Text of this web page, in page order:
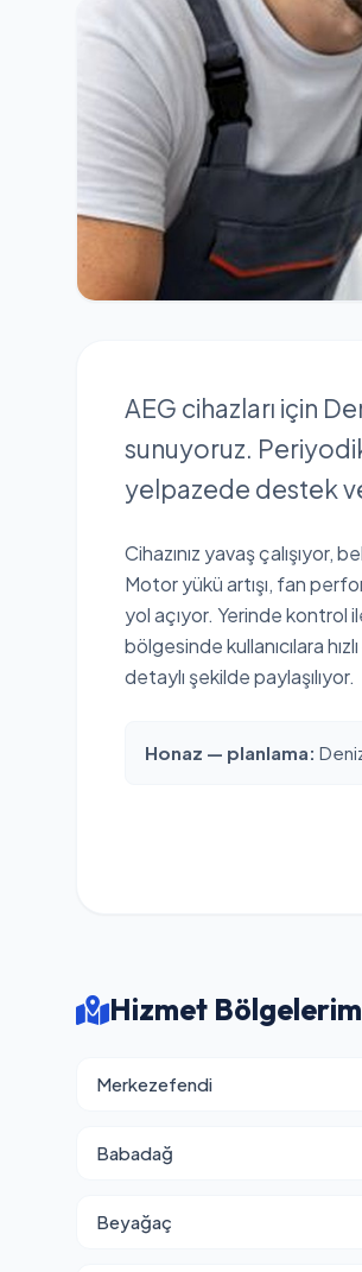
AEG cihazları için
sunuyoruz.
yelpazede destek
Cihazınız yavaş
Motor yükü artışı, fan
yol açıyor. Yerinde kontrol
bölgesinde kullanıcılara
detaylı şekilde paylaşılıyor.
Honaz — planlama:
Hizmet
Merkezefendi
Babadağ
Beyağaç